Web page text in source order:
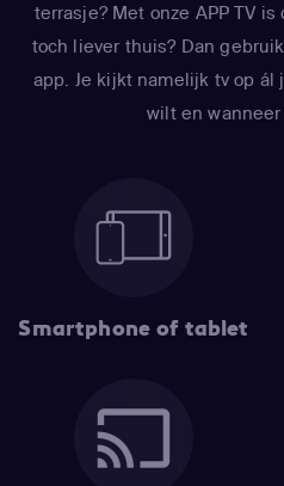
terrasje? Met onze APP TV
toch liever thuis? Dan
app. Je kijkt namelijk tv op ál
wilt en wanneer
Smartphone of tablet